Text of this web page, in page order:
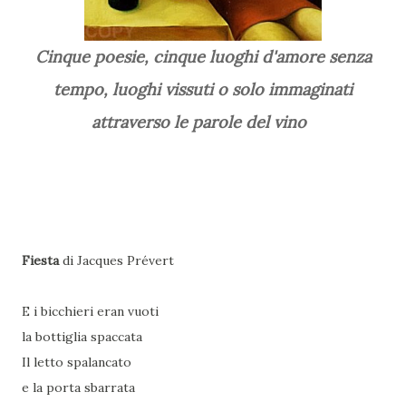
Cinque poesie, cinque luoghi d'amore senza
tempo, luoghi vissuti o solo immaginati
attraverso le parole del vino
Fiestadi Jacques Prévert
E i bicchieri eran vuoti
la bottiglia spaccata
Il letto spalancato
e la porta sbarrata